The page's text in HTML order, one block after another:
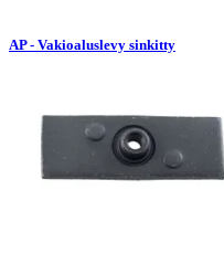
AP - Vakioaluslevy sinkitty